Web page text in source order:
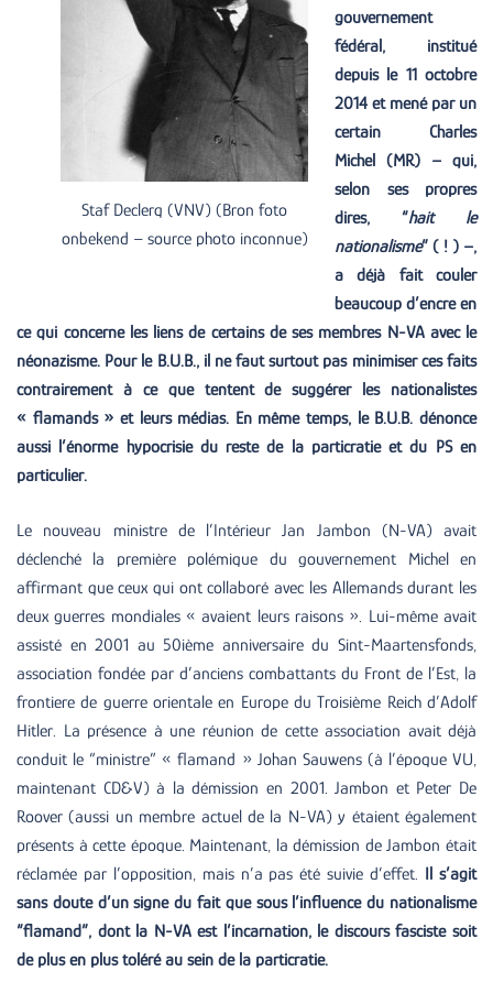
Staf Declerq (VNV) (Bron foto
onbekend – source photo inconnue)
gouvernement
fédéral, institué
depuis le 11 octobre
2014 et mené par un
certain Charles
Michel (MR) – qui,
selon ses propres
dires, “hait le
nationalisme” ( ! ) –,
a déjà fait couler
beaucoup d’encre en
ce qui concerne les liens de certains de ses membres N-VA avec le
néonazisme. Pour le B.U.B., il ne faut surtout pas minimiser ces faits
contrairement à ce que tentent de suggérer les nationalistes
« flamands » et leurs médias. En même temps, le B.U.B. dénonce
aussi l’énorme hypocrisie du reste de la particratie et du PS en
particulier.
Le nouveau ministre de l’Intérieur Jan Jambon (N-VA) avait
déclenché la première polémique du gouvernement Michel en
affirmant que ceux qui ont collaboré avec les Allemands durant les
deux guerres mondiales « avaient leurs raisons ». Lui-même avait
assisté en 2001 au 50ième anniversaire du Sint-Maartensfonds,
association fondée par d’anciens combattants du Front de l’Est, la
frontiere de guerre orientale en Europe du Troisième Reich d’Adolf
Hitler. La présence à une réunion de cette association avait déjà
conduit le “ministre” « flamand » Johan Sauwens (à l’époque VU,
maintenant CD&V) à la démission en 2001. Jambon et Peter De
Roover (aussi un membre actuel de la N-VA) y étaient également
présents à cette époque. Maintenant, la démission de Jambon était
réclamée par l’opposition, mais n’a pas été suivie d’effet. Il s’agit
sans doute d’un signe du fait que sous l’influence du nationalisme
“flamand”, dont la N-VA est l’incarnation, le discours fasciste soit
de plus en plus toléré au sein de la particratie.